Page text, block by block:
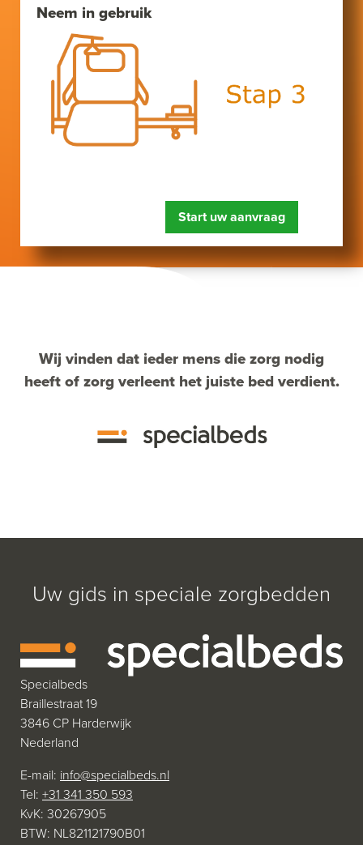
Neem in gebruik
Start uw aanvraag
Wij vinden dat ieder mens die zorg nodig
heeft of zorg verleent het juiste bed verdient.
Uw gids in speciale zorgbedden
Specialbeds
Braillestraat 19
3846 CP Harderwijk
Nederland
E-mail: info@specialbeds.nl
Tel: +31 341 350 593
KvK: 30267905
BTW: NL821121790B01